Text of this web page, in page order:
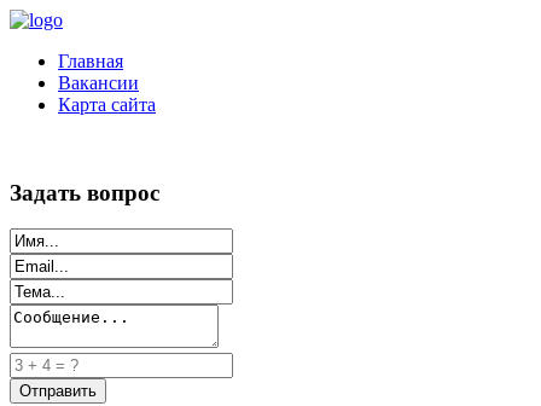
Главная
Вакансии
Карта сайта
Задать вопрос